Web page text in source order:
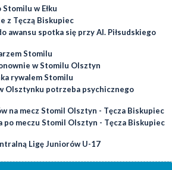
w Ełku
z Tęczą Biskupiec
awansu spotka się przy Al. Piłsudskiego
Stomilu
w Stomilu Olsztyn
rywalem Stomilu
Olsztynku potrzeba psychicznego
na mecz Stomil Olsztyn - Tęcza Biskupiec
po meczu Stomil Olsztyn - Tęcza Biskupiec
Ligę Juniorów U-17